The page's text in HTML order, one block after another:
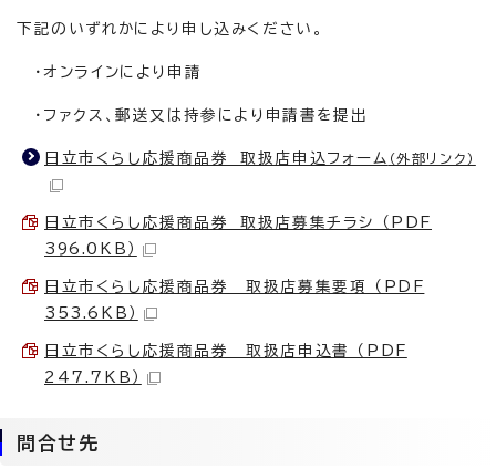
下記のいずれかにより申し込みください。
・オンラインにより申請
・ファクス、郵送又は持参により申請書を提出
日立市くらし応援商品券 取扱店申込フォーム （外部リンク）
日立市くらし応援商品券 取扱店募集チラシ （PDF
396.0KB）
日立市くらし応援商品券 取扱店募集要項 （PDF
353.6KB）
日立市くらし応援商品券 取扱店申込書 （PDF
247.7KB）
問合せ先